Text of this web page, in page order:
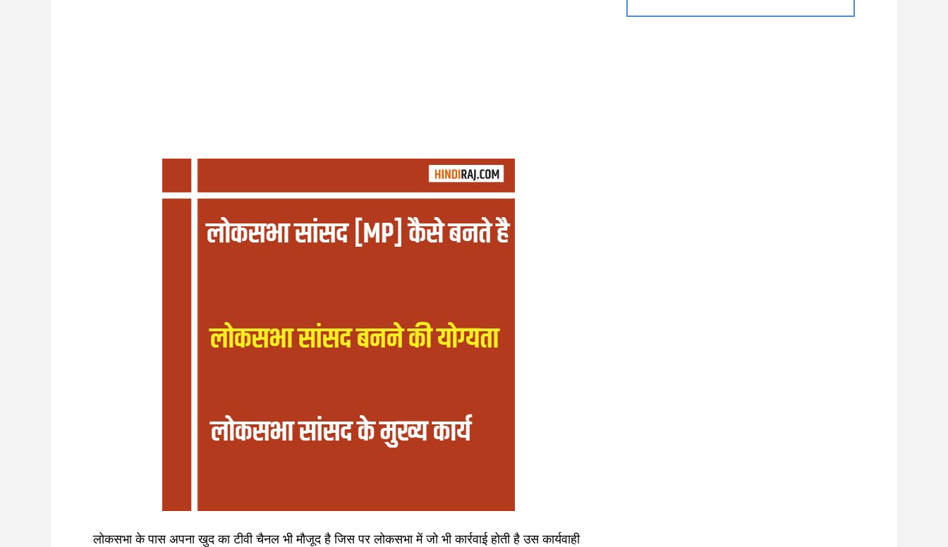
लोकसभा के पास अपना खुद का टीवी चैनल भी मौजूद है जिस पर लोकसभा में जो भी कार्रवाई होती है उस कार्यवाही